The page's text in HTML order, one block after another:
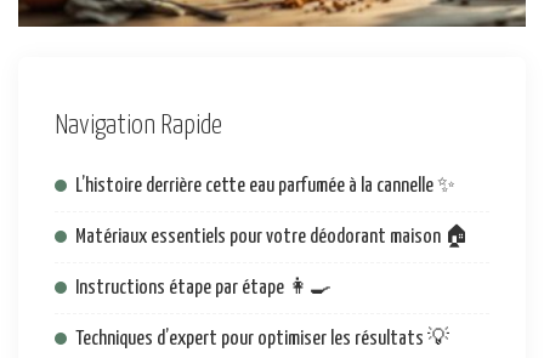
Navigation Rapide
L’histoire derrière cette eau parfumée à la cannelle ✨
Matériaux essentiels pour votre déodorant maison 🏠
Instructions étape par étape 👩‍🍳
Techniques d’expert pour optimiser les résultats 💡